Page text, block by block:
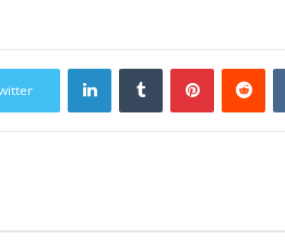
ar
e LinkedInTumblrPinterest